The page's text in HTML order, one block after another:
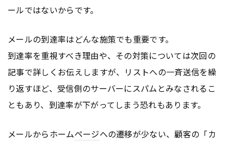
ールではないからです。
メールの到達率はどんな施策でも重要です。
到達率を重視すべき理由や、その対策については次回の
記事で詳しくお伝えしますが、リストへの一斉送信を繰
り返すほど、受信側のサーバーにスパムとみなされるこ
ともあり、到達率が下がってしまう恐れもあります。
メールからホームページへの遷移が少ない、顧客の「カ